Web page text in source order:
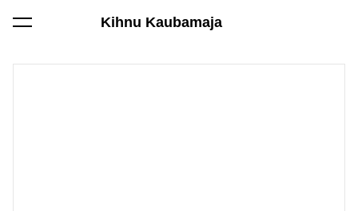
Kihnu Kaubamaja
lisati ostukorvi. Vaata ostukorvi